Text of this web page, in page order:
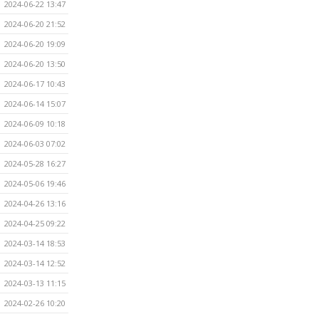
2024-06-22 13:47
2024-06-20 21:52
2024-06-20 19:09
2024-06-20 13:50
2024-06-17 10:43
2024-06-14 15:07
2024-06-09 10:18
2024-06-03 07:02
2024-05-28 16:27
2024-05-06 19:46
2024-04-26 13:16
2024-04-25 09:22
2024-03-14 18:53
2024-03-14 12:52
2024-03-13 11:15
2024-02-26 10:20